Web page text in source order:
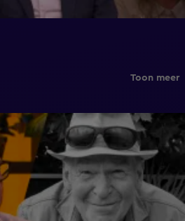
Toon meer